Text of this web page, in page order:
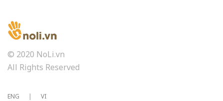
© 2020 NoLi.vn
All Rights Reserved
ENG | VI